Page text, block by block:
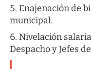
Enajenación de
municipal.
Nivelación
Despacho y Jefes